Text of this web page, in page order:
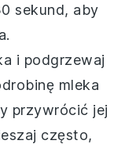
sekund, aby
i podgrzewaj
mleka
przywrócić jej
często,